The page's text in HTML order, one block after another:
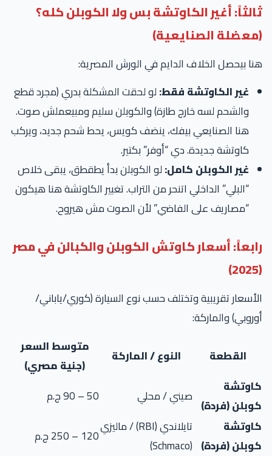
أغير الكاوتشة بس ولا الكوبلن كله؟
الصنايعية)
بيحصل الخلاف الدايم في الورش المصرية:
غير الكاوتشة فقط:لو لحقت المشكلة بدري (مجرد قطع
والشحم لسه خارج طازة) والكوبلن سليم ومبيعملش صوت.
هنا الصنايعي بيفك، ينضف كويس، يحط شحم جديد، ويركب
كاوتشة جديدة. دي “أوفر” بكتير.
غير الكوبلن كامل:لو الكوبلن بدأ يطقطق، يبقى خلاص
“البلي” الداخلي اتنحر من التراب. تغيير الكاوتشة هنا هيكون
“مصاريف على الفاضي” لأن الصوت مش هيروح.
أسعار كاوتش الكوبلن والكبالن في مصر
تقريبية وتختلف حسب نوع السيارة (كوري/ياباني/
والماركة:
القطعة
النوع / الماركة
متوسط السعر
(جنية مصري)
(فردة)
صيني / محلي
(فردة)
تايلاندي (RBI) / ماليزي
(Schmaco)
120 – 250 ج.م